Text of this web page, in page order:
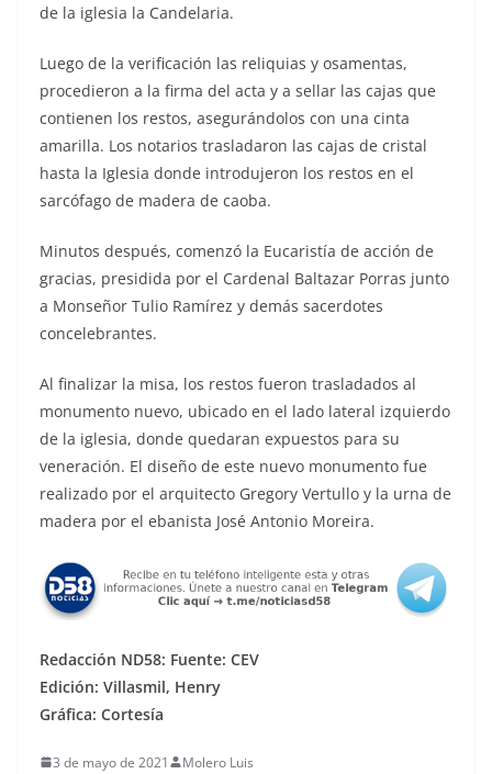
de la iglesia la Candelaria.
Luego de la verificación las reliquias y osamentas,
procedieron a la firma del acta y a sellar las cajas que
contienen los restos, asegurándolos con una cinta
amarilla. Los notarios trasladaron las cajas de cristal
hasta la Iglesia donde introdujeron los restos en el
sarcófago de madera de caoba.
Minutos después, comenzó la Eucaristía de acción de
gracias, presidida por el Cardenal Baltazar Porras junto
a Monseñor Tulio Ramírez y demás sacerdotes
concelebrantes.
Al finalizar la misa, los restos fueron trasladados al
monumento nuevo, ubicado en el lado lateral izquierdo
de la iglesia, donde quedaran expuestos para su
veneración. El diseño de este nuevo monumento fue
realizado por el arquitecto Gregory Vertullo y la urna de
madera por el ebanista José Antonio Moreira.
Redacción ND58: Fuente: CEV
Edición: Villasmil, Henry
Gráfica: Cortesía
3 de mayo de 2021
Molero Luis